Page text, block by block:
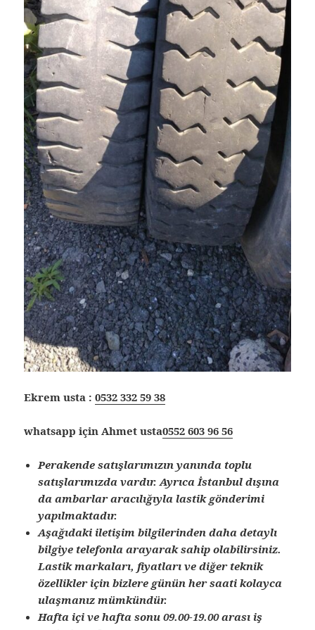
Ekrem usta :0532 332 59 38
whatsapp için Ahmet usta0552 603 96 56
Perakende satışlarımızın yanında toplu
satışlarımızda vardır. Ayrıca İstanbul dışına
da ambarlar aracılığıyla lastik gönderimi
yapılmaktadır.
Aşağıdaki iletişim bilgilerinden daha detaylı
bilgiye telefonla arayarak sahip olabilirsiniz.
Lastik markaları, fiyatları ve diğer teknik
özellikler için bizlere günün her saati kolayca
ulaşmanız mümkündür.
Hafta içi ve hafta sonu 09.00-19.00 arası iş